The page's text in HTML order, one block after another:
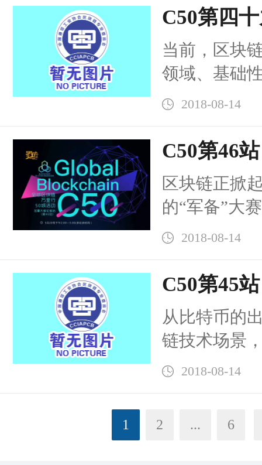
社会...
C50第四
济，开创
庄站圆满
当前，区块
领域、基础
应用的范围
术正...
2018-08-14
C50第46
C50携手
拿大区块
区块链正掀
的“军备”大
业或个人，
区块链革命
构经济机构
2018-08-14
C50第45
热情火爆
地
从比特币的
链技术场景
的话题。随
2018-08-14
1 2 ... 6